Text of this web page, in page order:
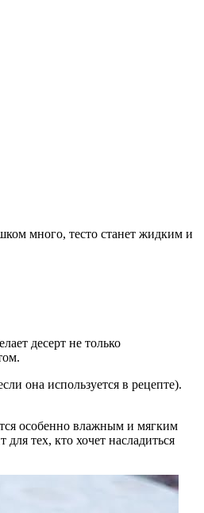
много, тесто станет жидким и
десерт не только
она используется в рецепте).
особенно влажным и мягким
тех, кто хочет насладиться